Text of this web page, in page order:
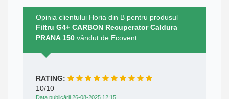
Opinia clientului Horia din B pentru produsul
Filtru G4+ CARBON Recuperator Caldura
PRANA 150 vândut de Ecovent
RATING:
10/10
Data publicării 26-08-2025 12:15